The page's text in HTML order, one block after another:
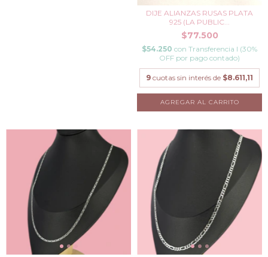
DIJE ALIANZAS RUSAS PLATA
925 (LA PUBLIC...
$77.500
$54.250 con Transferencia I (30%
OFF por pago contado)
9 cuotas sin interés de $8.611,11
AGREGAR AL CARRITO